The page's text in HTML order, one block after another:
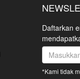
Daftarkan
*Kami tidak